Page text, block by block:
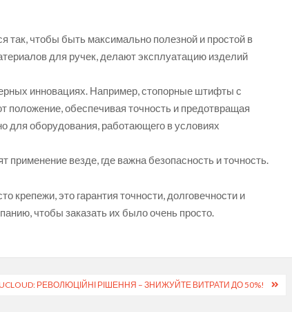
так, чтобы быть максимально полезной и простой в
для ручек, делают эксплуатацию изделий
инновациях. Например, стопорные штифты с
обеспечивая точность и предотвращая
для оборудования, работающего в условиях
везде, где важна безопасность и точность.
это гарантия точности, долговечности и
чтобы заказать их было очень просто.
РЕВОЛЮЦІЙНІ РІШЕННЯ – ЗНИЖУЙТЕ ВИТРАТИ ДО 50%!